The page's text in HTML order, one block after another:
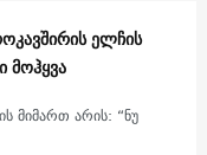
ელჩის
მოჰყვა
მიმართ არის: “ნუ